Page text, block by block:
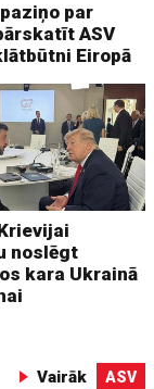
par
ASV
Eiropā
noslēgt
kara Ukrainā
Vairāk ASV